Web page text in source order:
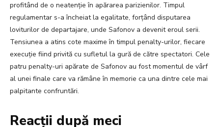
profitând de o neatenție în apărarea parizienilor. Timpul
regulamentar s-a încheiat la egalitate, forțând disputarea
loviturilor de departajare, unde Safonov a devenit eroul serii.
Tensiunea a atins cote maxime în timpul penalty-urilor, fiecare
execuție fiind privită cu sufletul la gură de către spectatori. Cele
patru penalty-uri apărate de Safonov au fost momentul de vârf
al unei finale care va rămâne în memorie ca una dintre cele mai
palpitante confruntări.
Reacții după meci